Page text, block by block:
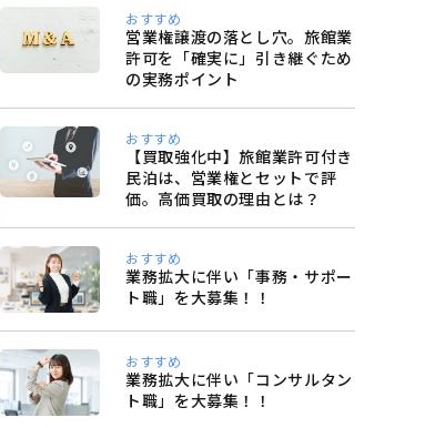
おすすめ
営業権譲渡の落とし穴。旅館業
許可を「確実に」引き継ぐため
の実務ポイント
おすすめ
【買取強化中】旅館業許可付き
民泊は、営業権とセットで評
価。高価買取の理由とは？
おすすめ
業務拡大に伴い「事務・サポー
ト職」を大募集！！
おすすめ
業務拡大に伴い「コンサルタン
ト職」を大募集！！